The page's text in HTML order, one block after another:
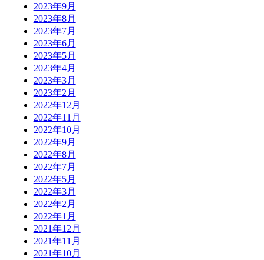
2023年9月
2023年8月
2023年7月
2023年6月
2023年5月
2023年4月
2023年3月
2023年2月
2022年12月
2022年11月
2022年10月
2022年9月
2022年8月
2022年7月
2022年5月
2022年3月
2022年2月
2022年1月
2021年12月
2021年11月
2021年10月